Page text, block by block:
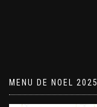
MENU DE NOEL 2025